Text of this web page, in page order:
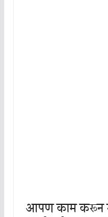
आपण काम करून